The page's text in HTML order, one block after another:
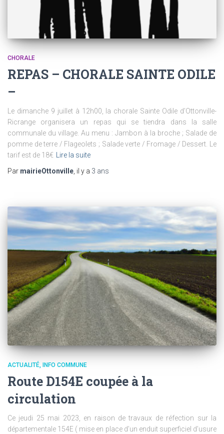
CHORALE
REPAS – CHORALE SAINTE ODILE
–
Le dimanche 9 juillet à 12h00, la chorale Sainte Odile d’Ottonville-
Ricrange organisera un repas qui se tiendra dans la salle
communale du village. Au menu : Jambon à la broche ; Salade de
pomme de terre / Flageolets ; Salade verte / Fromage / Dessert. Le
tarif est de 18€
Lire la suite
Par mairieOttonville , il y a 3 ans
ACTUALITÉ INFO COMMUNE
Route D154E coupée à la
circulation
Ce jeudi 25 mai 2023, en raison de travaux de réfection sur la
départementale 154E ( mise en place d’un enduit superficiel d’usure